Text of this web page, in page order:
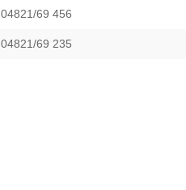
04821/69 456
04821/69 235